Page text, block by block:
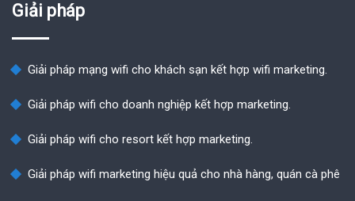
Giải pháp
Giải pháp mạng wifi cho khách sạn kết hợp wifi marketing.
Giải pháp wifi cho doanh nghiệp kết hợp marketing.
Giải pháp wifi cho resort kết hợp marketing.
Giải pháp wifi marketing hiệu quả cho nhà hàng, quán cà phê